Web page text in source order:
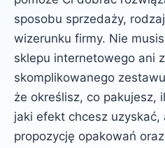
sposobu sprzedaży,
wizerunku firmy. Nie
sklepu internetowego ani
skomplikowanego
że określisz, co pakujesz,
jaki efekt chcesz
propozycję opakowań